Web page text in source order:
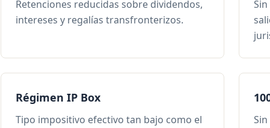
Retenciones reducidas sobre dividendos,
intereses y regalías transfronterizos.
Régimen IP Box
Tipo impositivo efectivo tan bajo como el